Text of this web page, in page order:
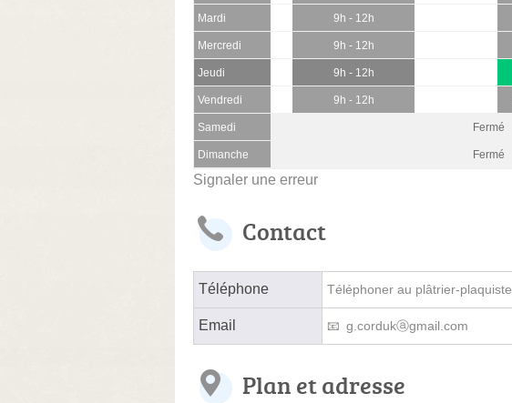
Mardi 9h - 12h
Mercredi 9h - 12h
Jeudi 9h - 12h
Vendredi 9h - 12h
Samedi Fermé
Dimanche Fermé
Signaler une erreur
Contact
Téléphone Téléphoner au plâtrier-plaquiste
Email g.cordukⓐgmail.com
Plan et adresse